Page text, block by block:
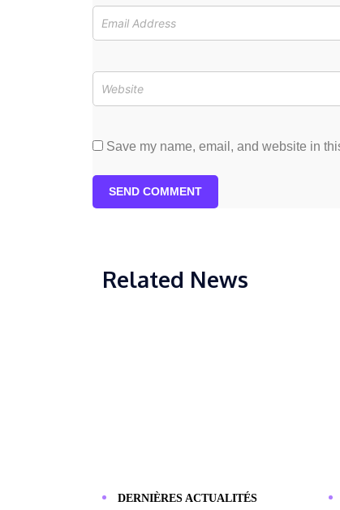
Save my name, email, and website in
SEND COMMENT
Related News
DERNIÈRES ACTUALITÉS